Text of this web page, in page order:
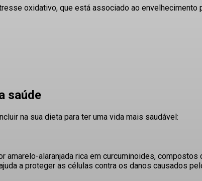
oxidativo, que está associado ao
saúde
na sua dieta para ter uma vida mais saudável:
amarelo-alaranjada rica em curcuminoides,
a proteger as células contra os danos causados